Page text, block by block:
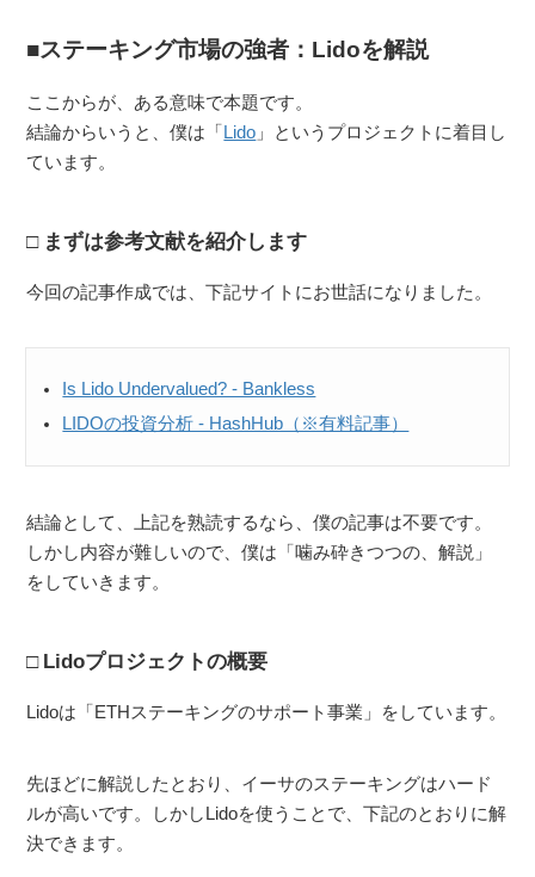
ステーキング市場の強者：Lidoを解説
ここからが、ある意味で本題です。
結論からいうと、僕は「Lido 」というプロジェクトに着目し
ています。
まずは参考文献を紹介します
今回の記事作成では、下記サイトにお世話になりました。
Is Lido Undervalued? - Bankless
LIDOの投資分析 - HashHub（※有料記事）
結論として、上記を熟読するなら、僕の記事は不要です。
しかし内容が難しいので、僕は「噛み砕きつつの、解説」
をしていきます。
Lidoプロジェクトの概要
Lidoは「ETHステーキングのサポート事業」をしています。
先ほどに解説したとおり、イーサのステーキングはハード
ルが高いです。しかしLidoを使うことで、下記のとおりに解
決できます。